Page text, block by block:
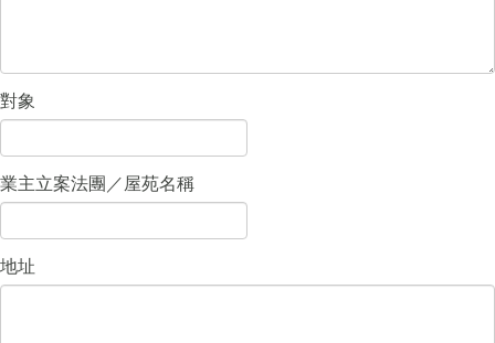
對象
業主立案法團／屋苑名稱
地址